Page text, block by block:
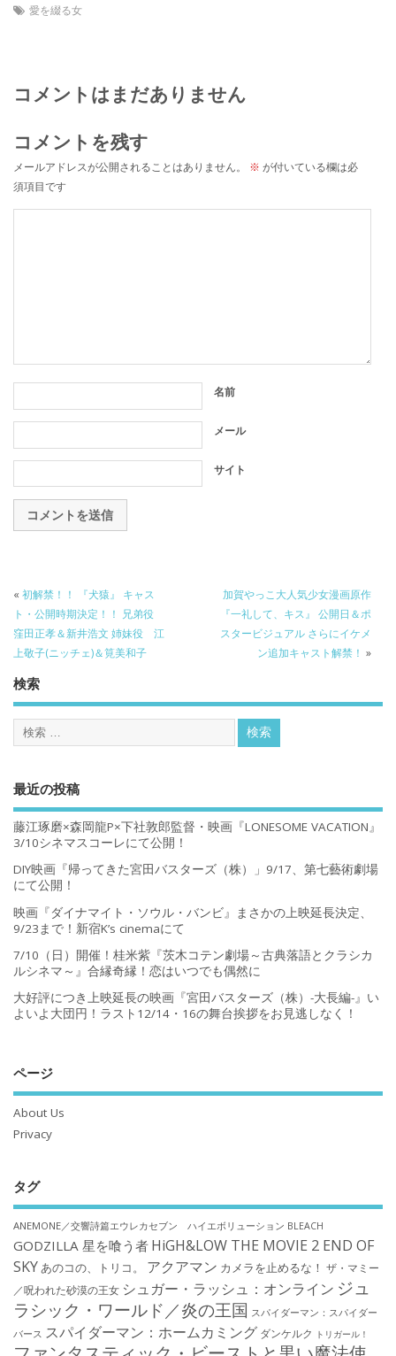
愛を綴る女
コメントはまだありません
コメントを残す
メールアドレスが公開されることはありません。 ※ が付いている欄は必
須項目です
名前
メール
サイト
« 初解禁！！ 『犬猿』 キャス
ト・公開時期決定！！ 兄弟役
窪田正孝＆新井浩文 姉妹役 江
上敬子(ニッチェ)＆筧美和子
加賀やっこ大人気少女漫画原作
『一礼して、キス』 公開日＆ポ
スタービジュアル さらにイケメ
ン追加キャスト解禁！ »
検索
最近の投稿
藤江琢磨×森岡龍P×下社敦郎監督・映画『LONESOME VACATION』
3/10シネマスコーレにて公開！
DIY映画『帰ってきた宮田バスターズ（株）」9/17、第七藝術劇場
にて公開！
映画『ダイナマイト・ソウル・バンビ』まさかの上映延長決定、
9/23まで！新宿K’s cinemaにて
7/10（日）開催！桂米紫『茨木コテン劇場～古典落語とクラシカ
ルシネマ～』合縁奇縁！恋はいつでも偶然に
大好評につき上映延長の映画『宮田バスターズ（株）-大長編-』い
よいよ大団円！ラスト12/14・16の舞台挨拶をお見逃しなく！
ページ
About Us
Privacy
タグ
ANEMONE／交響詩篇エウレカセブン ハイエボリューション BLEACH
GODZILLA 星を喰う者 HiGH&LOW THE MOVIE 2 END OF
SKYあのコの、トリコ。 アクアマン カメラを止めるな！ ザ・マミー
／呪われた砂漠の王女 シュガー・ラッシュ：オンライン ジュ
ラシック・ワールド／炎の王国 スパイダーマン：スパイダー
バース スパイダーマン：ホームカミング ダンケルク トリガール！